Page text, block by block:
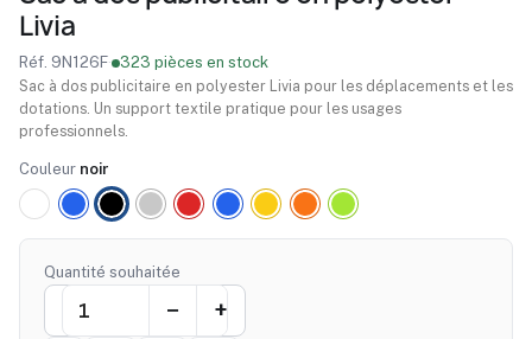
Livia
Réf. 9N126F· 323 pièces en stock
Sac à dos publicitaire en polyester Livia pour les déplacements et les
dotations. Un support textile pratique pour les usages
professionnels.
Couleur noir
blancbleu noir pourprerougebleu
clair
jauneorangelime
Quantité souhaitée